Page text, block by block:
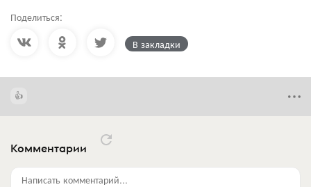
Поделиться:
В закладки
Комментарии
Написать комментарий...